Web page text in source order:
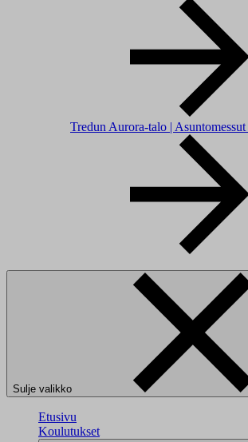
Tredun Aurora-talo |
Sulje valikko
Etusivu
Koulutukset